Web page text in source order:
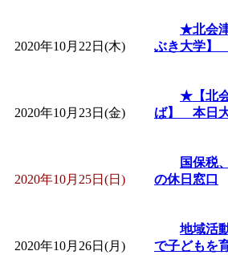
2020年10月22日(木)
★北会
ぶき大学】
2020年10月23日(金)
★【北
ば】 本日
2020年10月25日(日)
国保税
の休日窓口
2020年10月26日(月)
地域活
で子どもを